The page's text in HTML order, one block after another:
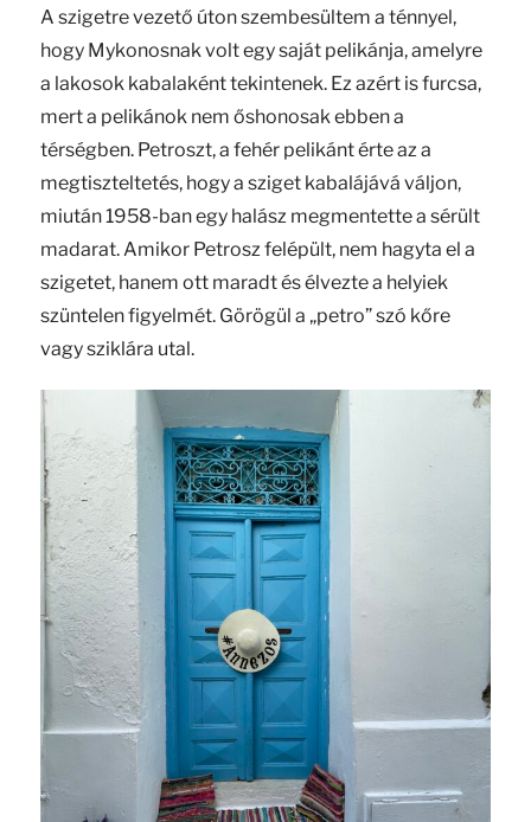
A szigetre vezető úton szembesültem a ténnyel,
hogy Mykonosnak volt egy saját pelikánja, amelyre
a lakosok kabalaként tekintenek. Ez azért is furcsa,
mert a pelikánok nem őshonosak ebben a
térségben. Petroszt, a fehér pelikánt érte az a
megtiszteltetés, hogy a sziget kabalájává váljon,
miután 1958-ban egy halász megmentette a sérült
madarat. Amikor Petrosz felépült, nem hagyta el a
szigetet, hanem ott maradt és élvezte a helyiek
szüntelen figyelmét. Görögül a „petro” szó kőre
vagy sziklára utal.